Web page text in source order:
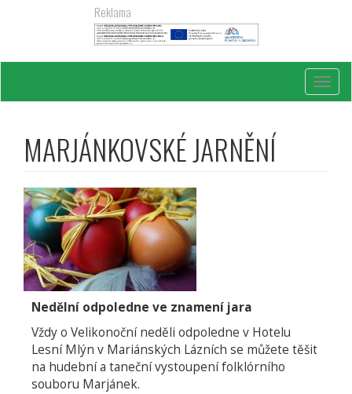
Reklama
MARJÁNKOVSKÉ JARNĚNÍ
Nedělní odpoledne ve znamení jara
Vždy o Velikonoční neděli odpoledne v Hotelu
Lesní Mlýn v Mariánských Lázních se můžete těšit
na hudební a taneční vystoupení folklórního
souboru Marjánek.